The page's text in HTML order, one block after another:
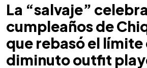
La “salvaje”
cumpleaños de
que rebasó el límite
diminuto outfit